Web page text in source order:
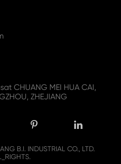
CHUANG MEI HUA CAI,
ZHEJIANG
B.I. INDUSTRIAL CO., LTD.